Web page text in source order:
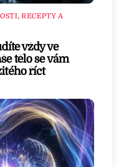
, RECEPTY A
vždy ve
tělo se vám
říct